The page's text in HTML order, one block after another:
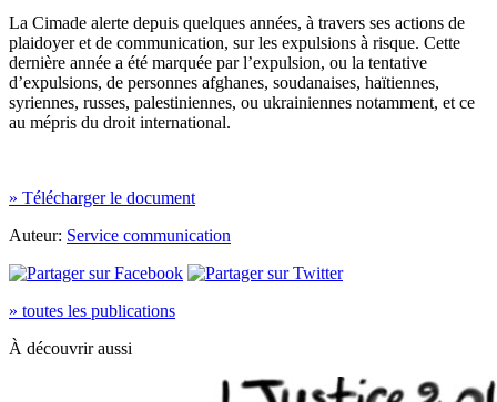
La Cimade alerte depuis quelques années, à travers ses actions de
plaidoyer et de communication, sur les expulsions à risque. Cette
dernière année a été marquée par l’expulsion, ou la tentative
d’expulsions, de personnes afghanes, soudanaises, haïtiennes,
syriennes, russes, palestiniennes, ou ukrainiennes notamment, et ce
au mépris du droit international.
» Télécharger le document
Auteur: Service communication
» toutes les publications
À découvrir aussi